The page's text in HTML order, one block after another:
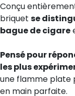
Conçu entièrement
briquet se
bague de cigare
Pensé pour
les plus
une flamme plate
en main parfaite.